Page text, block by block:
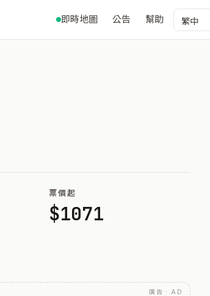
即時地圖 公告 幫助
票價起
$1071
廣告 · AD